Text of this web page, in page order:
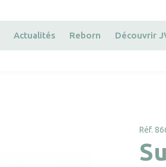
Actualités Reborn Découvrir
Réf.